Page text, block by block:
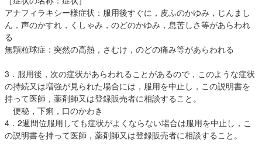
アナフィラキシー様症状：服用後すぐに，皮ふのかゆみ，じんまし
ん，声のかすれ，くしゃみ，のどのかゆみ，息苦しさ等があらわれ
る
無顆粒球症：突然の高熱，さむけ，のどの痛み等があらわれる
3．服用後，次の症状があらわれることがあるので，このような症状
の持続又は増強が見られた場合には，服用を中止し，この説明書を
持って医師，薬剤師又は登録販売者に相談すること。
便秘，下痢，口のかわき
4．2週間位服用しても症状がよくならない場合は服用を中止し，こ
の説明書を持って医師，薬剤師又は登録販売者に相談すること。